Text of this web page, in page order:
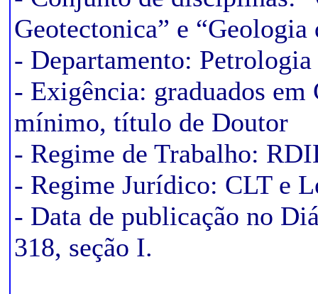
Geotectonica” e
- Departamento:
- Exigência: graduados em
mínimo, título de Doutor
- Regime de Trabalho:
- Regime Jurídico: CLT e
- Data de publicação no
318, seção I.